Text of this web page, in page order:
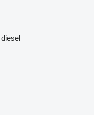
diesel